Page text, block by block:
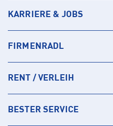
KARRIERE & JOBS
FIRMENRADL
RENT / VERLEIH
BESTER SERVICE